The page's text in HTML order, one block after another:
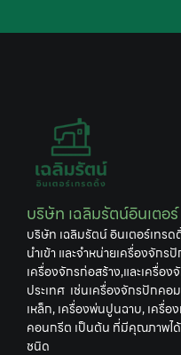
บริษัท เฉลิมรัตน์อินเตอ
บริษัท เฉลิมรัตน์ อินเตอร์เทรด
นำเข้า และจำหน่ายเครื่องจักร
เครื่องจักรก่อสร้าง,และเครื่อ
ประเทศ เช่นเครื่องจักรปักคอ
เหล็ก, เครื่องพ่นปูนฉาบ, เครื่
คอนกรีต เป็นต้น ที่มีคุณภาพไ
ชนิด